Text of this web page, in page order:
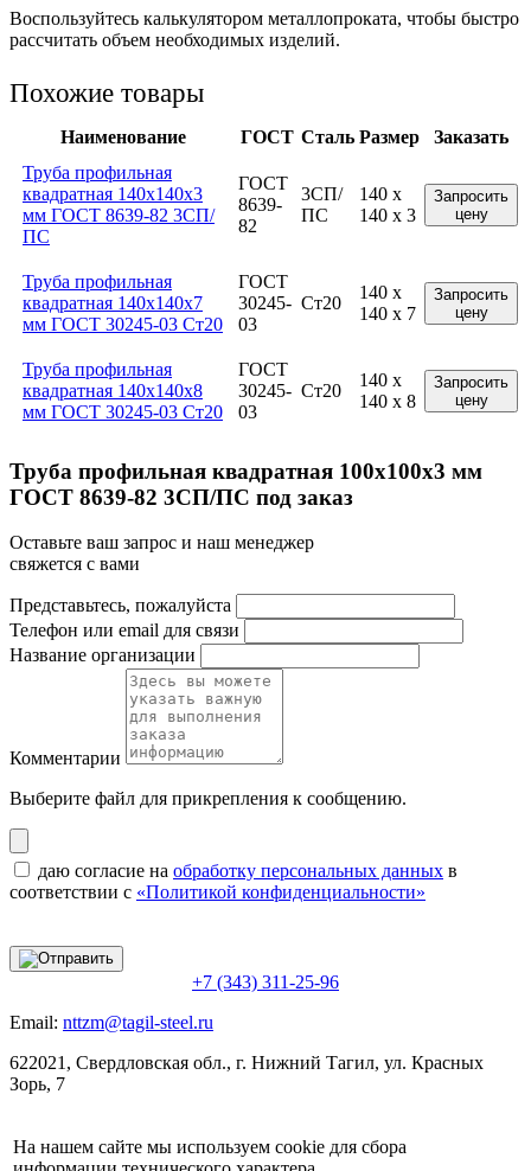
Воспользуйтесь калькулятором металлопроката, чтобы быстро
рассчитать объем необходимых изделий.
Похожие товары
Наименование ГОСТ Сталь Размер
Заказать
Труба профильная
квадратная 140x140x3
мм ГОСТ 8639-82 3СП/
ПС
ГОСТ
8639-
82
3СП/
ПС
140 x
140 x 3
Запросить
цену
Труба профильная
квадратная 140x140x7
мм ГОСТ 30245-03 Ст20
ГОСТ
30245-
03
Ст20
140 x
140 x 7
Запросить
цену
Труба профильная
квадратная 140x140x8
мм ГОСТ 30245-03 Ст20
ГОСТ
30245-
03
Ст20
140 x
140 x 8
Запросить
цену
Труба профильная квадратная 100x100x3 мм
ГОСТ 8639-82 3СП/ПС под заказ
Оставьте ваш запрос и наш менеджер
свяжется с вами
Представьтесь, пожалуйста
Телефон или email для связи
Название организации
Комментарии
Выберите файл для прикрепления к сообщению.
даю согласие на обработку персональных данных в
соответствии с «Политикой конфиденциальности»
+7 (343) 311-25-96
Email: nttzm@tagil-steel.ru
622021, Свердловская обл., г. Нижний Тагил, ул. Красных
Зорь, 7
На нашем сайте мы используем cookie для сбора